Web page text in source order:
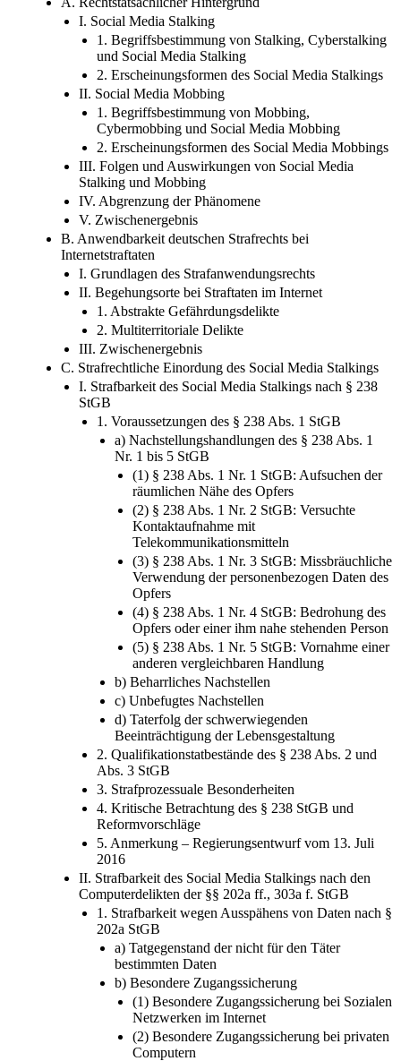
I. Social Media Stalking
1. Begriffsbestimmung von Stalking, Cyberstalking
und Social Media Stalking
2. Erscheinungsformen des Social Media Stalkings
II. Social Media Mobbing
1. Begriffsbestimmung von Mobbing,
Cybermobbing und Social Media Mobbing
2. Erscheinungsformen des Social Media Mobbings
III. Folgen und Auswirkungen von Social Media
Stalking und Mobbing
IV. Abgrenzung der Phänomene
V. Zwischenergebnis
B. Anwendbarkeit deutschen Strafrechts bei
Internetstraftaten
I. Grundlagen des Strafanwendungsrechts
II. Begehungsorte bei Straftaten im Internet
1. Abstrakte Gefährdungsdelikte
2. Multiterritoriale Delikte
III. Zwischenergebnis
C. Strafrechtliche Einordung des Social Media Stalkings
I. Strafbarkeit des Social Media Stalkings nach § 238
StGB
1. Voraussetzungen des § 238 Abs. 1 StGB
a) Nachstellungshandlungen des § 238 Abs. 1
Nr. 1 bis 5 StGB
(1) § 238 Abs. 1 Nr. 1 StGB: Aufsuchen der
räumlichen Nähe des Opfers
(2) § 238 Abs. 1 Nr. 2 StGB: Versuchte
Kontaktaufnahme mit
Telekommunikationsmitteln
(3) § 238 Abs. 1 Nr. 3 StGB: Missbräuchliche
Verwendung der personenbezogen Daten des
Opfers
(4) § 238 Abs. 1 Nr. 4 StGB: Bedrohung des
Opfers oder einer ihm nahe stehenden Person
(5) § 238 Abs. 1 Nr. 5 StGB: Vornahme einer
anderen vergleichbaren Handlung
b) Beharrliches Nachstellen
c) Unbefugtes Nachstellen
d) Taterfolg der schwerwiegenden
Beeinträchtigung der Lebensgestaltung
2. Qualifikationstatbestände des § 238 Abs. 2 und
Abs. 3 StGB
3. Strafprozessuale Besonderheiten
4. Kritische Betrachtung des § 238 StGB und
Reformvorschläge
5. Anmerkung – Regierungsentwurf vom 13. Juli
2016
II. Strafbarkeit des Social Media Stalkings nach den
Computerdelikten der §§ 202a ff., 303a f. StGB
1. Strafbarkeit wegen Ausspähens von Daten nach §
202a StGB
a) Tatgegenstand der nicht für den Täter
bestimmten Daten
b) Besondere Zugangssicherung
(1) Besondere Zugangssicherung bei Sozialen
Netzwerken im Internet
(2) Besondere Zugangssicherung bei privaten
Computern